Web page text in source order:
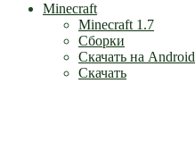
Minecraft
Minecraft 1.7
Сборки
Скачать на Android
Скачать